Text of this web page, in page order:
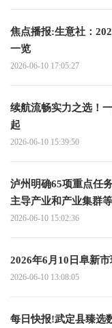
焦点播报:生意社：
一览
2026-06-10 17:05:27
续航流畅实力之选！
起
2026-06-10 15:39:50
泸州明确65项重点任
主导产业和产业集群等
2026-06-10 15:02:36
2026年6月10日阜新
2026-06-10 13:08:05
每日快报!武定县臻选